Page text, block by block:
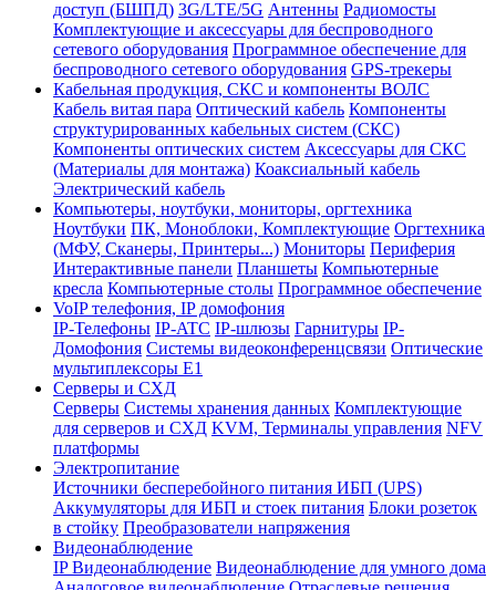
доступ (БШПД) 3G/LTE/5G Антенны Радиомосты
Комплектующие и аксессуары для беспроводного
сетевого оборудования Программное обеспечение для
беспроводного сетевого оборудования GPS-трекеры
Кабельная продукция, СКС и компоненты ВОЛС
Кабель витая пара Оптический кабель Компоненты
структурированных кабельных систем (СКС)
Компоненты оптических систем Аксессуары для СКС
(Материалы для монтажа) Коаксиальный кабель
Электрический кабель
Компьютеры, ноутбуки, мониторы, оргтехника
Ноутбуки ПК, Моноблоки, Комплектующие Оргтехника
(МФУ, Сканеры, Принтеры...) Мониторы Периферия
Интерактивные панели Планшеты Компьютерные
кресла Компьютерные столы Программное обеспечение
VoIP телефония, IP домофония
IP-Телефоны IP-ATC IP-шлюзы Гарнитуры IP-
Домофония Системы видеоконференцсвязи Оптические
мультиплексоры Е1
Серверы и СХД
Серверы Системы хранения данных Комплектующие
для серверов и СХД KVM, Терминалы управления NFV
платформы
Электропитание
Источники бесперебойного питания ИБП (UPS)
Аккумуляторы для ИБП и стоек питания Блоки розеток
в стойку Преобразователи напряжения
Видеонаблюдение
IP Видеонаблюдение Видеонаблюдение для умного дома